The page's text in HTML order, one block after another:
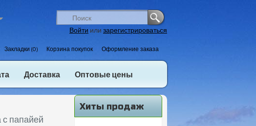
Войти или зарегистрироваться
Закладки (0) Корзина покупок Оформление заказа
Доставка Оптовые цены
Хиты продаж
папайей